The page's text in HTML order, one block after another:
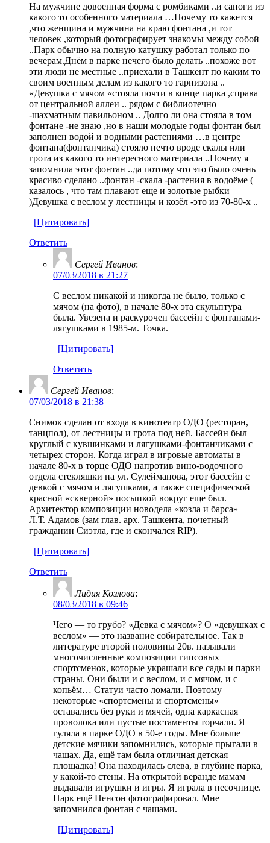
На мужчине довоенная форма с ромбиками ..и сапоги из
какого то особенного материала …Почему то кажется
,что женщина и мужчина на краю фонтана ,и тот
человек ,который фотографирует знакомы между собой
..Парк обычно на полную катушку работал только по
вечерам.Днём в парке нечего было делать ..похоже вот
эти люди не местные ..приехали в Ташкент по каким то
своим военным делам из какого то гарнизона ..
«Девушка с мячом «стояла почти в конце парка ,справа
от центральной аллеи .. рядом с библиотечно
-шахматным павильоном .. Долго ли она стояла в том
фонтане -не знаю ,но в наши молодые годы фонтан был
заполнен водой и водными растениями …в центре
фонтана(фонтанчика) стояло нечто вроде скалы или
грота из какого то интересного материала ..Почему я
запомнила этот фонтан ..да потому что это было очень
красиво сделано ..фонтан -скала -растения в водоёме (
казалось , что там плавают еще и золотые рыбки
)Девушка с веслом у лестницы и козёл -это из 70-80-х ..
[Цитировать]
Ответить
Сергей Иванов:
07/03/2018 в 21:27
С веслом никакой и никогда не было, только с
мячом (на фото), в начале 80-х эта скульптура
была. Увезена и раскурочен бассейн с фонтанами-
лягушками в 1985-м. Точка.
[Цитировать]
Ответить
Сергей Иванов:
07/03/2018 в 21:38
Снимок сделан от входа в кинотеатр ОДО (ресторан,
танцпол), от лестницы и грота под ней. Бассейн был
круглый с кувшинками и лягушками-фонтанчиками с
четырех сторон. Когда играл в игровые автоматы в
начале 80-х в торце ОДО напротив вино-водочного
отдела стекляшки на ул. Сулейманова, этот бассейн с
девкой с мячом и лягушками, а также специфической
красной «скверной» посыпкой вокруг еще был.
Архитектор композиции новодела «козла и барса» —
Л.Т. Адамов (зам глав. арх. Ташкента, почетный
гражданин Сиэтла, где и скончался RIP).
[Цитировать]
Ответить
Лидия Козлова:
08/03/2018 в 09:46
Чего — то грубо? «Девка с мячом»? О «девушках с
веслом» — это название собирательное. Так в
литературе второй половины 20в. называли
многочисленные композиции гипсовых
спортсменок, которые украшали все сады и парки
страны. Они были и с веслом, и с мячом, и с
копьём… Статуи часто ломали. Поэтому
некоторые «спортсмены и спортсмены»
оставались без руки и мячей, одна каркасная
проволока или пустые постаменты торчали. Я
гуляла в парке ОДО в 50-е годы. Мне больше
детские мячики запомнились, которые прыгали в
чашах. Да, ещё там была отличная детская
площадка! Она находилась слева, в глубине парка,
у какой-то стены. На открытой веранде мамам
выдавали игрушки и игры. Я играла в песочнице.
Парк ещё Пенсон фотографировал. Мне
запомнился фонтан с чашами.
[Цитировать]